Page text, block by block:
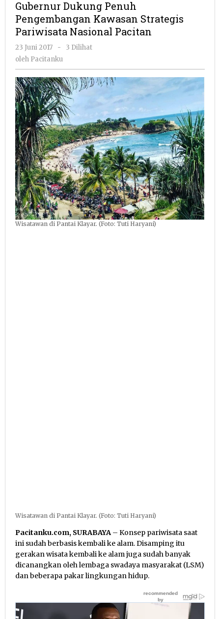
Kawasan
Gubernur Dukung Penuh
Pengembangan Kawasan Strategis
Pariwisata Nasional Pacitan
23 Juni 2017
oleh
Pacitanku
-
3 Dilihat
oleh Pacitanku
Wisatawan di Pantai Klayar. (Foto: Tuti Haryani)
Wisatawan di Pantai Klayar. (Foto: Tuti Haryani)
Pacitanku.com, SURABAYA – Konsep pariwisata saat
ini sudah berbasis kembali ke alam. Disamping itu
gerakan wisata kembali ke alam juga sudah banyak
dicanangkan oleh lembaga swadaya masyarakat (LSM)
dan beberapa pakar lingkungan hidup.